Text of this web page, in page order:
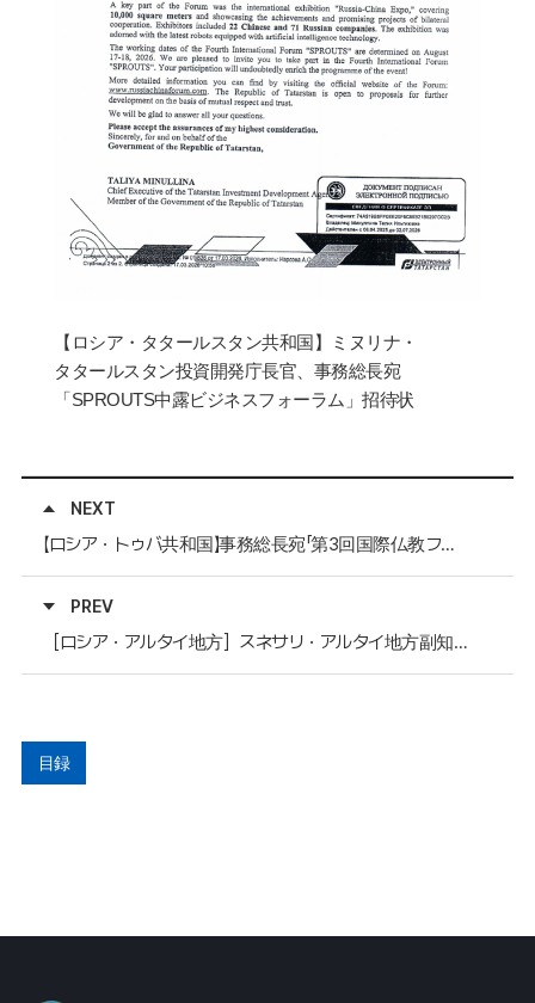
【ロシア ・ タタールスタン共和国】ミヌリナ ・
タタールスタン投資開発庁長官、事務総長宛
「SPROUTS中露ビジネスフォーラム」招待状
NEXT
【ロシア・トゥバ共和国】事務総長宛「第3回国際仏教フォーラム」招待状
PREV
［ロシア・アルタイ地方］スネサリ・アルタイ地方副知事、事務総長宛て年賀状
目録